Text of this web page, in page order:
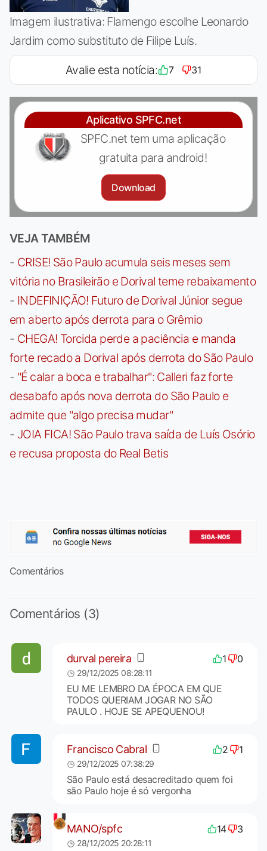
Imagem ilustrativa: Flamengo escolhe Leonardo
Jardim como substituto de Filipe Luís.
Avalie esta notícia: 7 31
Aplicativo SPFC.net
SPFC.net tem uma aplicação
gratuita para android!
Download
VEJA TAMBÉM
- CRISE! São Paulo acumula seis meses sem
vitória no Brasileirão e Dorival teme rebaixamento
- INDEFINIÇÃO! Futuro de Dorival Júnior segue
em aberto após derrota para o Grêmio
- CHEGA! Torcida perde a paciência e manda
forte recado a Dorival após derrota do São Paulo
- "É calar a boca e trabalhar": Calleri faz forte
desabafo após nova derrota do São Paulo e
admite que "algo precisa mudar"
- JOIA FICA! São Paulo trava saída de Luís Osório
e recusa proposta do Real Betis
Comentários
Comentários (3)
durval pereira 1 0
29/12/2025 08:28:11
EU ME LEMBRO DA ÉPOCA EM QUE
TODOS QUERIAM JOGAR NO SÃO
PAULO . HOJE SE APEQUENOU!
Francisco Cabral 2 1
29/12/2025 07:38:29
São Paulo está desacreditado quem foi
são Paulo hoje é só vergonha
MANO/spfc 14 3
28/12/2025 20:28:11